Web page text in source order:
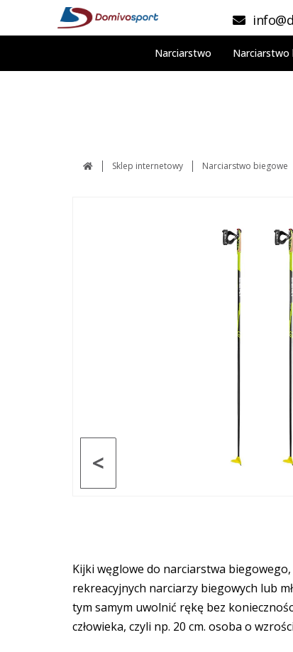
Narciarstwo Narciarstwo
Sklep internetowy Narciarstwo biegowe
<
Kijki węglowe do narciarstwa
rekreacyjnych narciarzy biegowych lub
tym samym uwolnić rękę bez
człowieka, czyli np. 20 cm. osoba o